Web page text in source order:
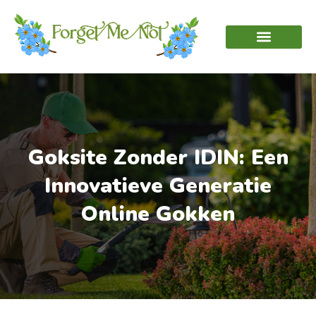
Goksite Zonder IDIN: Een
Innovatieve Generatie
Online Gokken